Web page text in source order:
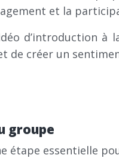
et la
d’introduction à
créer un
groupe
étape essentielle